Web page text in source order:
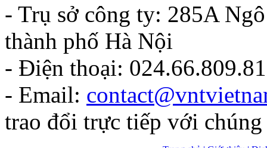
- Trụ sở công ty: 285A
thành phố Hà Nội
- Điện thoại:
- Email:
trao đổi trực tiếp với